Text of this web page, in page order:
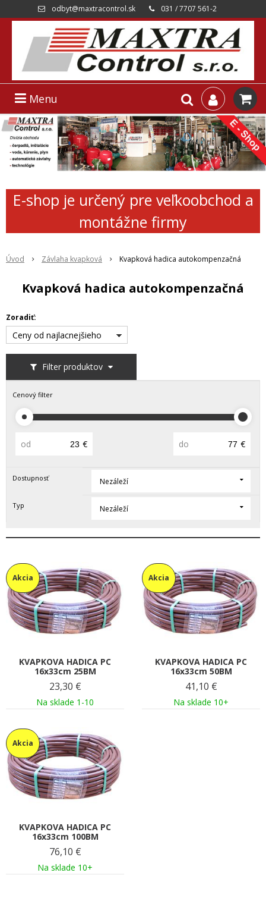
odbyt@maxtracontrol.sk 031 / 7707 561-2
Menu
E-shop je určený pre veľkoobchod a
montážne firmy
Úvod Závlaha kvapková Kvapková hadica autokompenzačná
Kvapková hadica autokompenzačná
Filter produktov
Zoradiť:
Ceny od najlacnejšieho
Cenový filter
od € do €
Dostupnosť Nezáleží
Typ Nezáleží
Akcia
KVAPKOVA HADICA PC
16x33cm 25BM
23,30 €
Na sklade 1-10
Akcia
KVAPKOVA HADICA PC
16x33cm 50BM
41,10 €
Na sklade 10+
Akcia
KVAPKOVA HADICA PC
16x33cm 100BM
76,10 €
Na sklade 10+